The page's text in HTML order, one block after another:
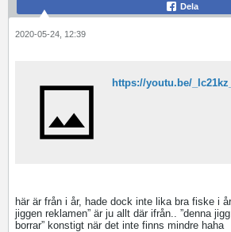
Dela
2020-05-24, 12:39
https://youtu.be/
här är från i år, hade dock inte lika bra fiske i
jiggen reklamen” är ju allt där ifrån.. ”denna
borrar” konstigt när det inte finns mindre haha